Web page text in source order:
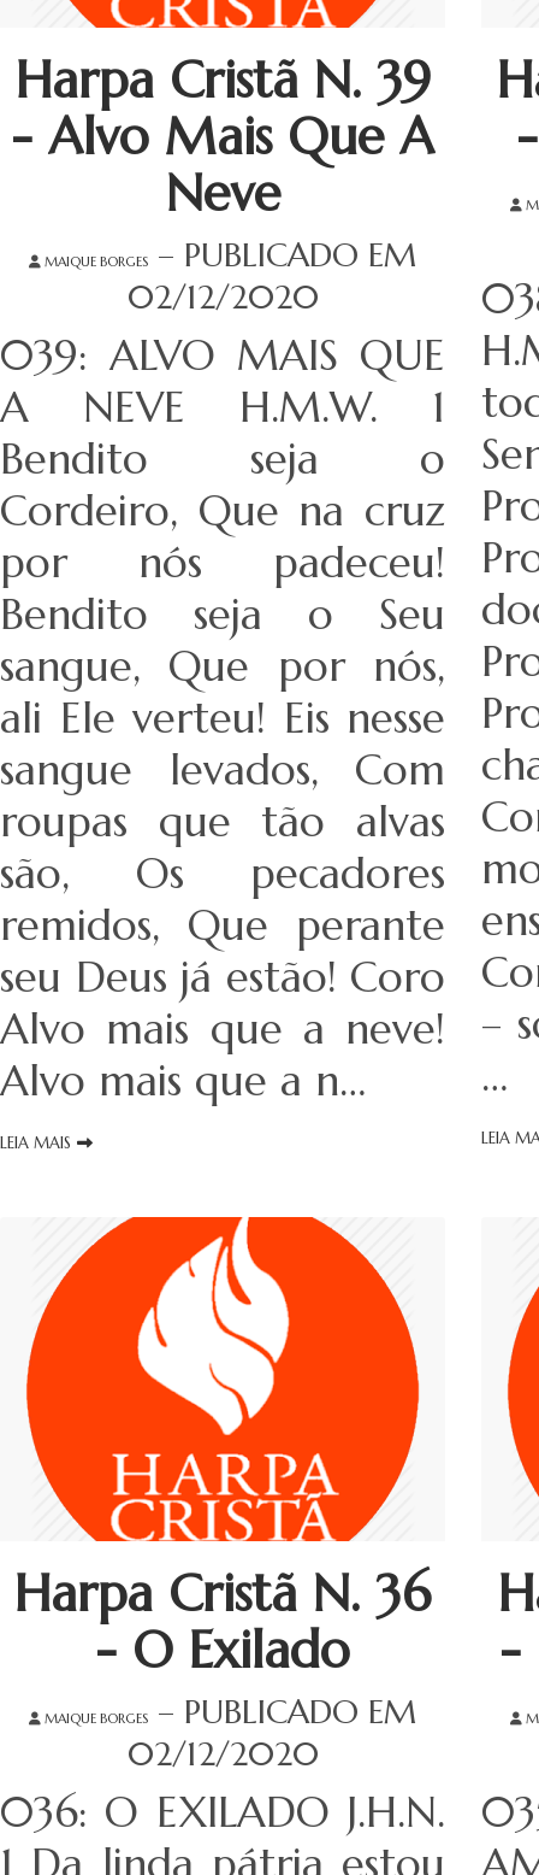
Harpa Cristã N. 39
- Alvo Mais Que A
Neve
MAIQUE BORGES
– PUBLICADO EM
02/12/2020
039: ALVO MAIS QUE
A NEVE H.M.W. 1
Bendito seja o
Cordeiro, Que na cruz
por nós padeceu!
Bendito seja o Seu
sangue, Que por nós,
ali Ele verteu! Eis nesse
sangue levados, Com
roupas que tão alvas
são, Os pecadores
remidos, Que perante
seu Deus já estão! Coro
Alvo mais que a neve!
Alvo mais que a n…
LEIA MAIS
–
…
LEIA
Harpa Cristã N. 36
- O Exilado
MAIQUE BORGES
– PUBLICADO EM
02/12/2020
036: O EXILADO J.H.N.
1 Da linda pátria estou
-